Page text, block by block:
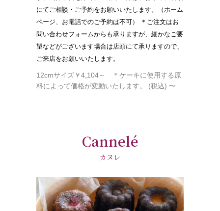
にてご相談・ご予約をお願いいたします。（ホーム
ページ、お電話でのご予約は不可） ＊ご注文はお
問い合わせフォームからも承りますが、細かなご要
望などがございます場合は店頭にて承りますので、
ご来店をお願いいたします。
12cmサイズ￥4,104～ ＊ケーキに使用する原
料によって価格が変動いたします。 (税込) 〜
Cannelé
カヌレ